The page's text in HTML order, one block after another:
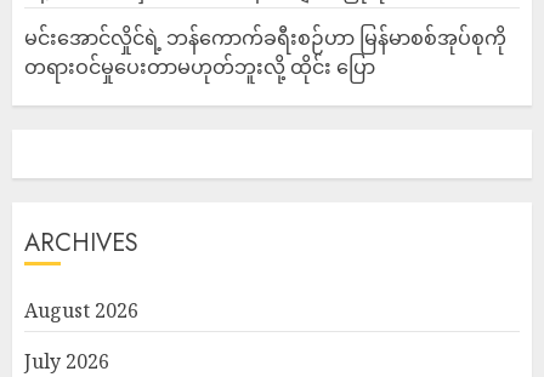
မင်းအောင်လှိုင်ရဲ့ ဘန်ကောက်ခရီးစဉ်ဟာ မြန်မာစစ်အုပ်စုကို
တရားဝင်မှုပေးတာမဟုတ်ဘူးလို့ ထိုင်း ပြော
ARCHIVES
August 2026
July 2026